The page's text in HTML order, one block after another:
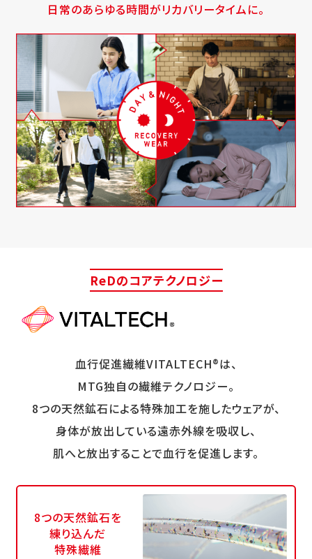
日常のあらゆる時間がリカバリータイムに。
ReDのコアテクノロジー
血行促進繊維VITALTECH®は、
MTG独自の繊維テクノロジー。
8つの天然鉱石による特殊加工を施したウェアが、
身体が放出している遠赤外線を吸収し、
肌へと放出することで血行を促進します。
8つの天然鉱石を
練り込んだ
特殊繊維